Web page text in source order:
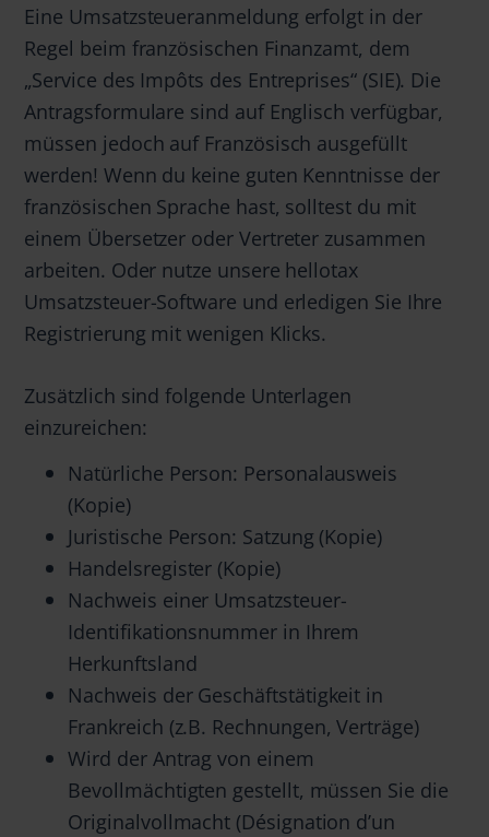
Eine Umsatzsteueranmeldung erfolgt in der
Regel beim französischen Finanzamt, dem
„Service des Impôts des Entreprises“ (SIE). Die
Antragsformulare sind auf Englisch verfügbar,
müssen jedoch auf Französisch ausgefüllt
werden! Wenn du keine guten Kenntnisse der
französischen Sprache hast, solltest du mit
einem Übersetzer oder Vertreter zusammen
arbeiten. Oder nutze unsere hellotax
Umsatzsteuer-Software und erledigen Sie Ihre
Registrierung mit wenigen Klicks.
Zusätzlich sind folgende Unterlagen
einzureichen:
Natürliche Person: Personalausweis
(Kopie)
Juristische Person: Satzung (Kopie)
Handelsregister (Kopie)
Nachweis einer Umsatzsteuer-
Identifikationsnummer in Ihrem
Herkunftsland
Nachweis der Geschäftstätigkeit in
Frankreich (z.B. Rechnungen, Verträge)
Wird der Antrag von einem
Bevollmächtigten gestellt, müssen Sie die
Originalvollmacht (Désignation d’un